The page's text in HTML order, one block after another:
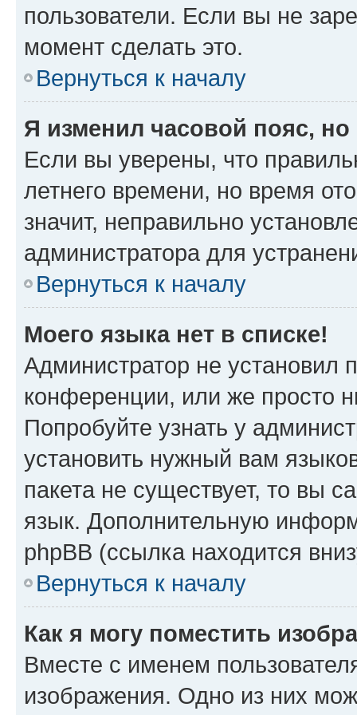
пользователи. Если вы не
момент сделать это.
Вернуться к началу
Я изменил часовой пояс,
Если вы уверены, что
летнего времени, но время
значит, неправильно
администратора для
Вернуться к началу
Моего языка нет в списке!
Администратор не установил
конференции, или же просто
Попробуйте узнать у
установить нужный вам
пакета не существует, то вы
язык. Дополнительную
phpBB (ссылка находится
Вернуться к началу
Как я могу поместить
Вместе с именем
изображения. Одно из них